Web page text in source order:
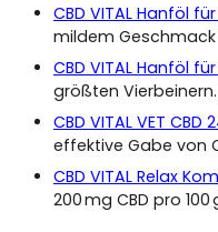
CBD VITAL Hanföl
mildem
CBD VITAL Hanföl
größten
CBD VITAL VET
effektive Gabe von
CBD VITAL Relax
200 mg CBD pro